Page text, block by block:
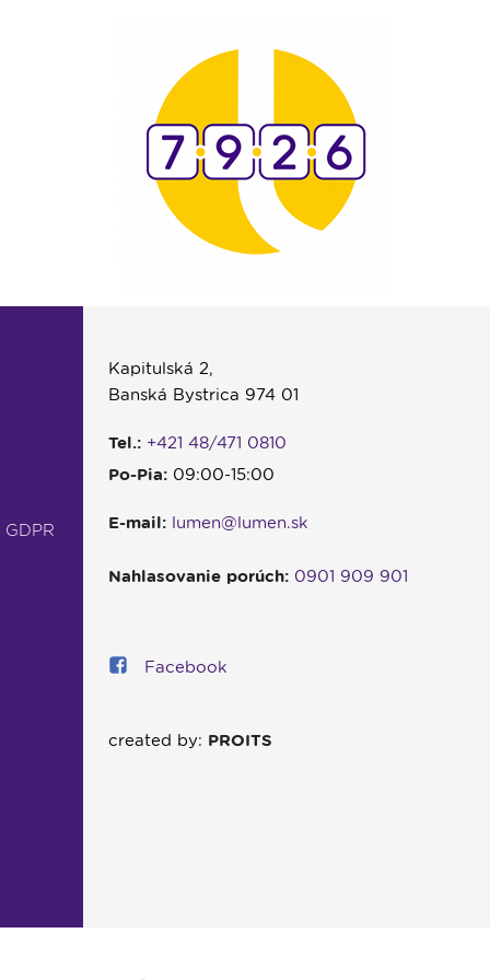
Kapitulská 2,
Banská Bystrica 974 01
Tel.: +421 48/471 0810
Po-Pia:09:00-15:00
E-mail: lumen@lumen.sk
Nahlasovanie porúch: 0901 909 901
Facebook
created by: PROITS